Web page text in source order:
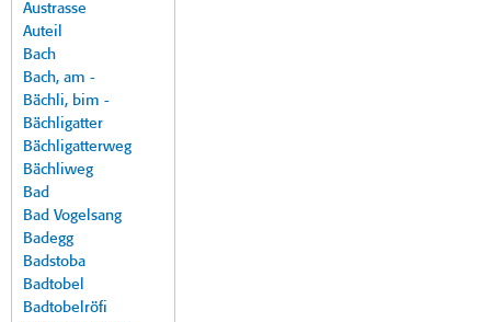
Austrasse
Auteil
Bach
Bach, am -
Bächli, bim -
Bächligatter
Bächligatterweg
Bächliweg
Bad
Bad Vogelsang
Badegg
Badstoba
Badtobel
Badtobelröfi